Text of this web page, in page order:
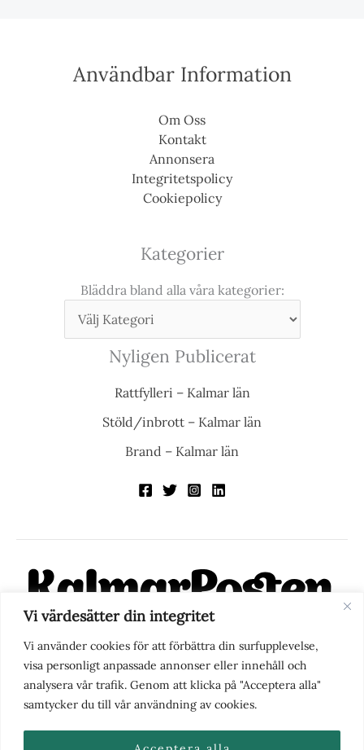
Vi värdesätter din integritet
Vi använder cookies för att förbättra din surfupplevelse,
visa personligt anpassade annonser eller innehåll och
analysera vår trafik. Genom att klicka på "Acceptera alla"
samtycker du till vår användning av cookies.
Användbar Information
Om Oss
Kontakt
Annonsera
Integritetspolicy
Cookiepolicy
Kategorier
Bläddra bland alla våra kategorier:
Nyligen Publicerat
Rattfylleri – Kalmar län
Stöld/inbrott – Kalmar län
Brand – Kalmar län
KalmarPosten är en modern lokalnyhetstidning på nätet. Med
fokus på Kalmarregionen, men också med blick för det större
perspektivet, vill vi vara din självklara kanal för nyheter,
berättelser och engagemang. KalmarPosten grundades 1988 och
fick nya ägare 2025.